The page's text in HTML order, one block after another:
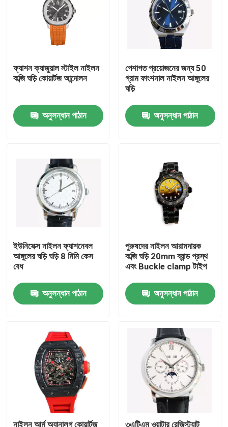
আমাদের সম্বন্ধে
কারখানা পরিদর্শন
গুণমান নিয়ন্ত্রণ
একটি উদ্ধৃতি অনুরোধ করুন
যান্ত্রিক পাঁজরের ঘড়ি
পুরুষদের কোয়ার্টজ কব্জি ঘড়ি
ফ্যাশন ক্যাজুয়াল স্টাইল নাইলন
কব্জি ঘড়ি কোয়ার্টজ আন্দোলন
অনুসন্ধান পাঠান
পেশাগত প্রয়োজনের জন্য 50
গ্রাম ফাংশনাল নাইলন আঙ্গুলের
ঘড়ি
অনুসন্ধান পাঠান
ইউনিসেক্স নাইলন ফ্যাশনেবল
আঙ্গুলের ঘড়ি ঘড়ি 8 মিমি কেস
বেধ
অনুসন্ধান পাঠান
পুরুষদের নাইলন আরামদায়ক
কব্জি ঘড়ি 20mm ব্যান্ড প্রস্থ
এবং Buckle clamp টাইপ
অনুসন্ধান পাঠান
নাইলন আর্ম অ্যানালগ কোয়ার্টজ ৩এটিএম ওয়াটার রেজিস্ট্যান্ট